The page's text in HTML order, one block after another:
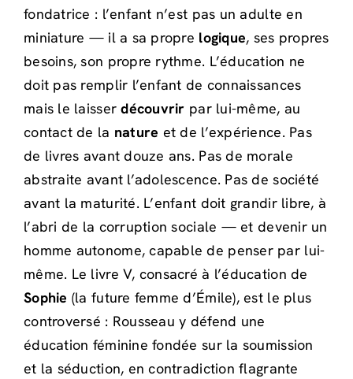
fondatrice : l’enfant n’est pas un adulte en
miniature — il a sa propre logique, ses propres
besoins, son propre rythme. L’éducation ne
doit pas remplir l’enfant de connaissances
mais le laisserdécouvrir par lui-même, au
contact de la nature et de l’expérience. Pas
de livres avant douze ans. Pas de morale
abstraite avant l’adolescence. Pas de société
avant la maturité. L’enfant doit grandir libre, à
l’abri de la corruption sociale — et devenir un
homme autonome, capable de penser par lui-
même. Le livre V, consacré à l’éducation de
Sophie (la future femme d’Émile), est le plus
controversé : Rousseau y défend une
éducation féminine fondée sur la soumission
et la séduction, en contradiction flagrante